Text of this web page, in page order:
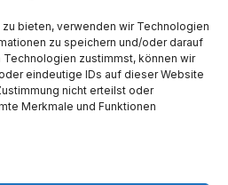
bieten, verwenden wir Technologien
zu speichern und/oder darauf
zustimmst, können wir
eindeutige IDs auf dieser Website
nicht erteilst oder
Merkmale und Funktionen